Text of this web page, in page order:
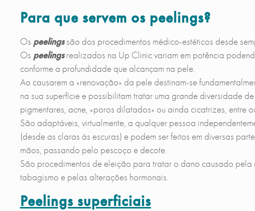
Para que servem os peelings?
Os peelingssão dos procedimentos médico-estéticos desde
Os peelingsrealizados na Up Clinic variam em potência
conforme a profundidade que alcançam na pele.
Ao causarem a «renovação» da pele destinam-se
na sua superfície e possibilitam tratar uma grande diversidade
pigmentares, acne, «poros dilatados» ou ainda cicatrizes, entre
São adaptáveis, virtualmente, a qualquer pessoa
(desde as claras às escuras) e podem ser feitos em diversas
mãos, passando pelo pescoço e decote.
São procedimentos de eleição para tratar o dano causado
tabagismo e pelas alterações hormonais.
Peelings superficiais